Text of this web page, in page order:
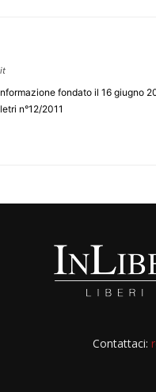
fondato il 16 giugno
n°12/2011
Contattaci: